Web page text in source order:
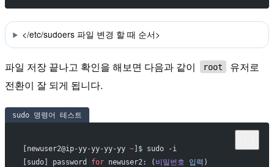
</etc/sudoers 파일 변경 할 때 순서>
파일 저장 끝나고 확인을 해보면 다음과 같이 root
유저로
전환이 잘 되게 됩니다.
sudo 명령어 테스트
[newuser2@ip-yy-yy-yy-yy ~]$ sudo -i
[sudo] password for newuser2: ( 비밀번호 입력 )